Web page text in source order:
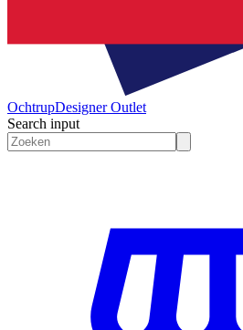
OchtrupDesigner Outlet
Search input